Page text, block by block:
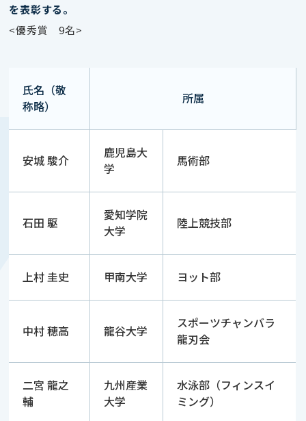
を表彰する。
<優秀賞 9名>
氏名（敬
称略）
所属
安城 駿介
鹿児島大
学
馬術部
石田 駆
愛知学院
大学
陸上競技部
上村 圭史 甲南大学 ヨット部
中村 穂高 龍谷大学
スポーツチャンバラ
龍刃会
二宮 龍之
輔
九州産業
大学
水泳部（フィンスイ
ミング）